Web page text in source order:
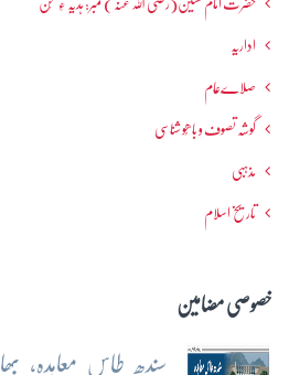
حضرت امام حسین(رضی اللہ عنہ ) نمبر: ہدیہ ءِ سُخن
اداریہ
صلاےعام
گوشہ تصوف و باھُو شناسی
مذہبی
تاریخ اسلام
خصوصی مضامین
سندھ طاس